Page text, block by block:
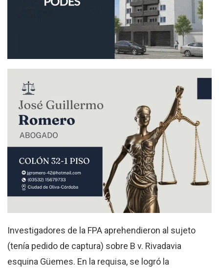
Investigadores de la FPA aprehendieron al sujeto
(tenía pedido de captura) sobre B v. Rivadavia
esquina Güemes. En la requisa, se logró la